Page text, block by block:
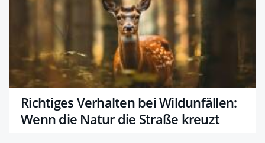
Richtiges Verhalten bei Wildunfällen:
Wenn die Natur die Straße kreuzt